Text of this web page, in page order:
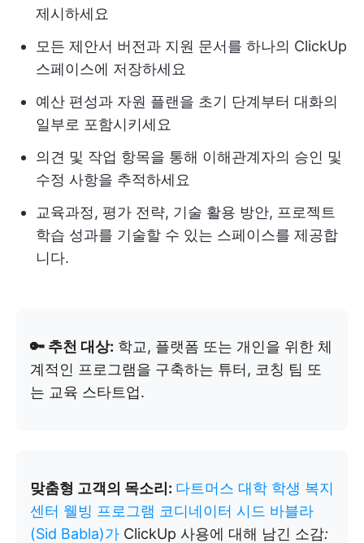
제시하세요
모든 제안서 버전과 지원 문서를 하나의 ClickUp
스페이스에 저장하세요
예산 편성과 자원 플랜을 초기 단계부터 대화의
일부로 포함시키세요
의견 및 작업 항목을 통해 이해관계자의 승인 및
수정 사항을 추적하세요
교육과정, 평가 전략, 기술 활용 방안, 프로젝트
학습 성과를 기술할 수 있는 스페이스를 제공합
니다.
🔑 추천 대상: 학교, 플랫폼 또는 개인을 위한 체
계적인 프로그램을 구축하는 튜터, 코칭 팀 또
는 교육 스타트업.
맞춤형 고객의 목소리: 다트머스 대학 학생 복지
센터 웰빙 프로그램 코디네이터 시드 바블라
(Sid Babla)가 ClickUp 사용에 대해 남긴 소감: